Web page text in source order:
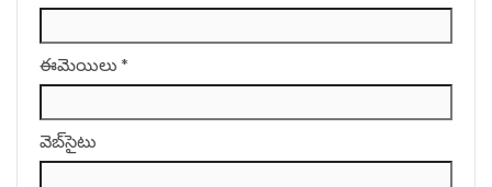
ఈమెయిలు *
వెబ్‌సైటు